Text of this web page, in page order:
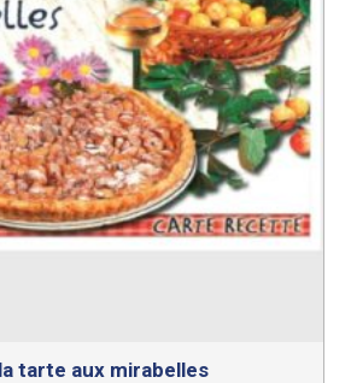
tarte aux mirabelles